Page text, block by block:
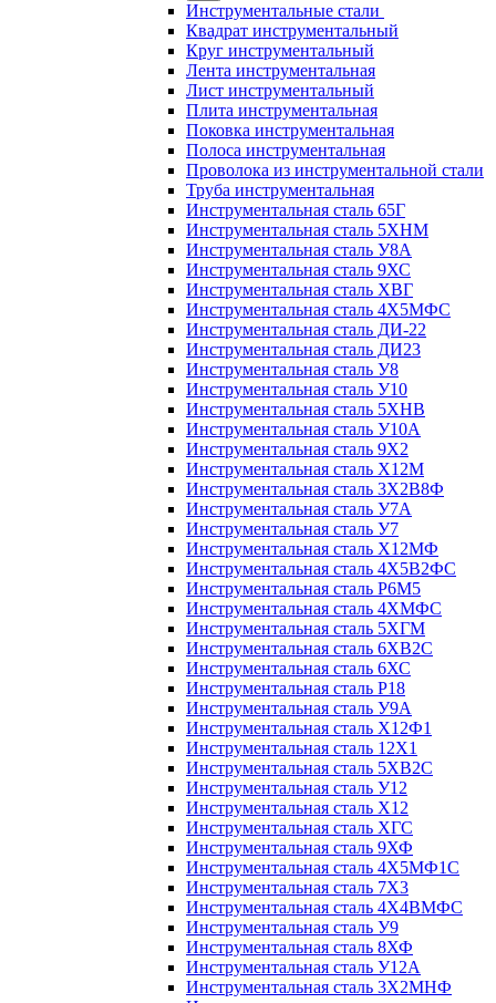
Инструментальные стали
Квадрат инструментальный
Круг инструментальный
Лента инструментальная
Лист инструментальный
Плита инструментальная
Поковка инструментальная
Полоса инструментальная
Проволока из инструментальной стали
Труба инструментальная
Инструментальная сталь 65Г
Инструментальная сталь 5ХНМ
Инструментальная сталь У8А
Инструментальная сталь 9ХС
Инструментальная сталь ХВГ
Инструментальная сталь 4Х5МФС
Инструментальная сталь ДИ-22
Инструментальная сталь ДИ23
Инструментальная сталь У8
Инструментальная сталь У10
Инструментальная сталь 5ХНВ
Инструментальная сталь У10А
Инструментальная сталь 9Х2
Инструментальная сталь Х12М
Инструментальная сталь 3Х2В8Ф
Инструментальная сталь У7А
Инструментальная сталь У7
Инструментальная сталь Х12МФ
Инструментальная сталь 4Х5В2ФС
Инструментальная сталь Р6М5
Инструментальная сталь 4ХМФС
Инструментальная сталь 5ХГМ
Инструментальная сталь 6ХВ2С
Инструментальная сталь 6ХС
Инструментальная сталь Р18
Инструментальная сталь У9А
Инструментальная сталь Х12Ф1
Инструментальная сталь 12Х1
Инструментальная сталь 5ХВ2С
Инструментальная сталь У12
Инструментальная сталь Х12
Инструментальная сталь ХГС
Инструментальная сталь 9ХФ
Инструментальная сталь 4Х5МФ1С
Инструментальная сталь 7Х3
Инструментальная сталь 4Х4ВМФС
Инструментальная сталь У9
Инструментальная сталь 8ХФ
Инструментальная сталь У12А
Инструментальная сталь 3Х2МНФ